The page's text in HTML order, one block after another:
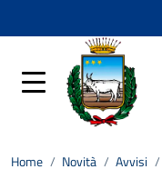
Home / Novità / Avvisi /